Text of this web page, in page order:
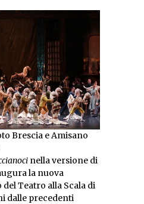
Brescia e Amisano
nella versione di
la nuova
Teatro alla Scala di
dalle precedenti